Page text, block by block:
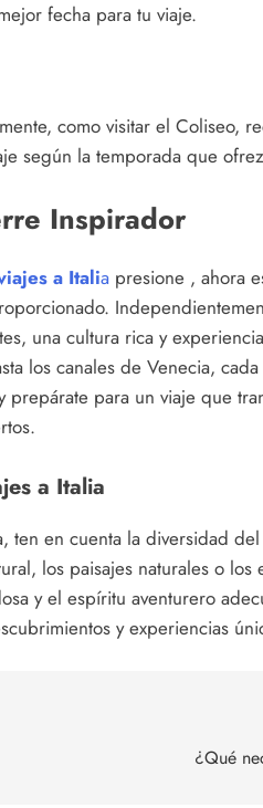
fecha para tu viaje.
como visitar el Coliseo,
según la temporada que
Inspirador
a Italia presione , ahora
una cultura rica y
los canales de Venecia,
para un viaje que
a Italia
ten en cuenta la diversidad
los paisajes naturales o
y el espíritu aventurero
y experiencias
¿Qué